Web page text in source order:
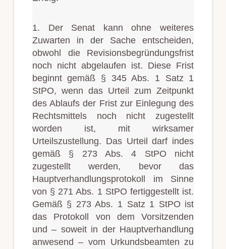
1. Der Senat kann ohne weiteres
Zuwarten in der Sache entscheiden,
obwohl die Revisionsbegründungsfrist
noch nicht abgelaufen ist. Diese Frist
beginnt gemäß § 345 Abs. 1 Satz 1
StPO, wenn das Urteil zum Zeitpunkt
des Ablaufs der Frist zur Einlegung des
Rechtsmittels noch nicht zugestellt
worden ist, mit wirksamer
Urteilszustellung. Das Urteil darf indes
gemäß § 273 Abs. 4 StPO nicht
zugestellt werden, bevor das
Hauptverhandlungsprotokoll im Sinne
von § 271 Abs. 1 StPO fertiggestellt ist.
Gemäß § 273 Abs. 1 Satz 1 StPO ist
das Protokoll von dem Vorsitzenden
und – soweit in der Hauptverhandlung
anwesend – vom Urkundsbeamten zu